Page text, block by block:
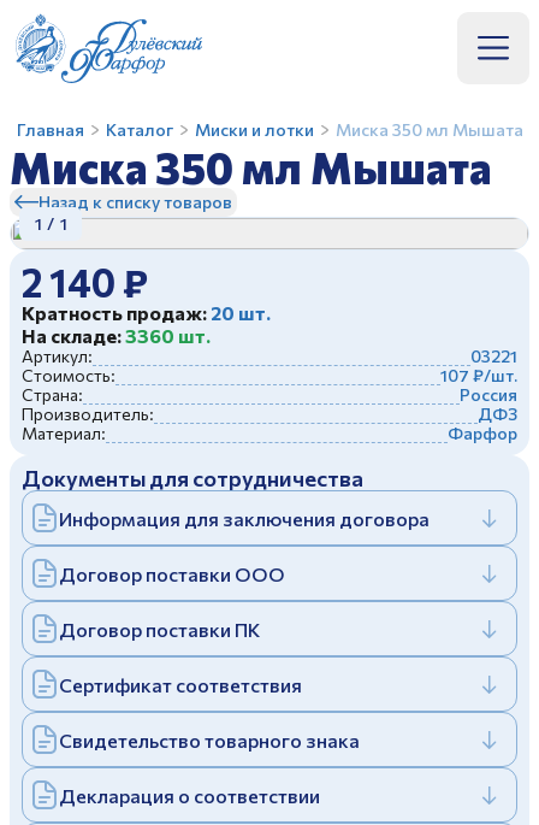
Вход
Номер телефона
Получить код
Заполняя и отправляя форму, вы соглашаетесь
c политикой конфиденциальности
Предзаказ
Название товара
ФИО*
Номер телефона*
Эл. почта
Комментарий
Заполняя и отправляя форму, вы соглашаетесь
cполитикой конфиденциальности
Оптовый прайс
Название организации*
ИНН организации*
ФИО контактного лица*
Номер телефона*
Эл. почта
Отправить
Заполняя и отправляя форму, вы соглашаетесь
cполитикой конфиденциальности
Покупка билета
Имя
Телефон*
Количество людей
Заполняя и отправляя форму, вы соглашаетесь
cполитикой конфиденциальности
Подтверждение
Отмена
Подтвердить
+7 (496) 414-36-60
Купить в розницу
О заводе
Музей
Мастер-классы
Сотрудничество
Контакты
Дулевский фарфоровый завод ©
Политика конфиденциальности
Миска
350
мл
Мышата
Главная Каталог Миски и лотки Миска 350 мл Мышата
Миска 350 мл Мышата
Назад к списку товаров
1 / 1
2 140 ₽
Кратность продаж: 20 шт.
На складе:3360 шт.
Артикул:
03221
Стоимость:
107 ₽/шт.
Страна:
Россия
Производитель:
ДФЗ
Материал:
Фарфор
Документы для сотрудничества
Информация для заключения договора
Договор поставки ООО
Договор поставки ПК
Сертификат соответствия
Свидетельство товарного знака
Декларация о соответствии